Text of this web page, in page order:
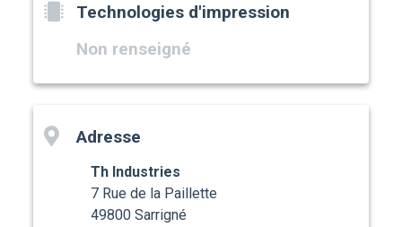
Technologies d'impression
Non renseigné
Adresse
Th Industries
7 Rue de la Paillette
49800 Sarrigné